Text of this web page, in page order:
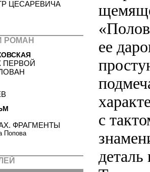
ее
с
ЦЕСАРЕВИЧА
РОМАН
ПЕРВОЙ
ФРАГМЕНТЫ
Попова